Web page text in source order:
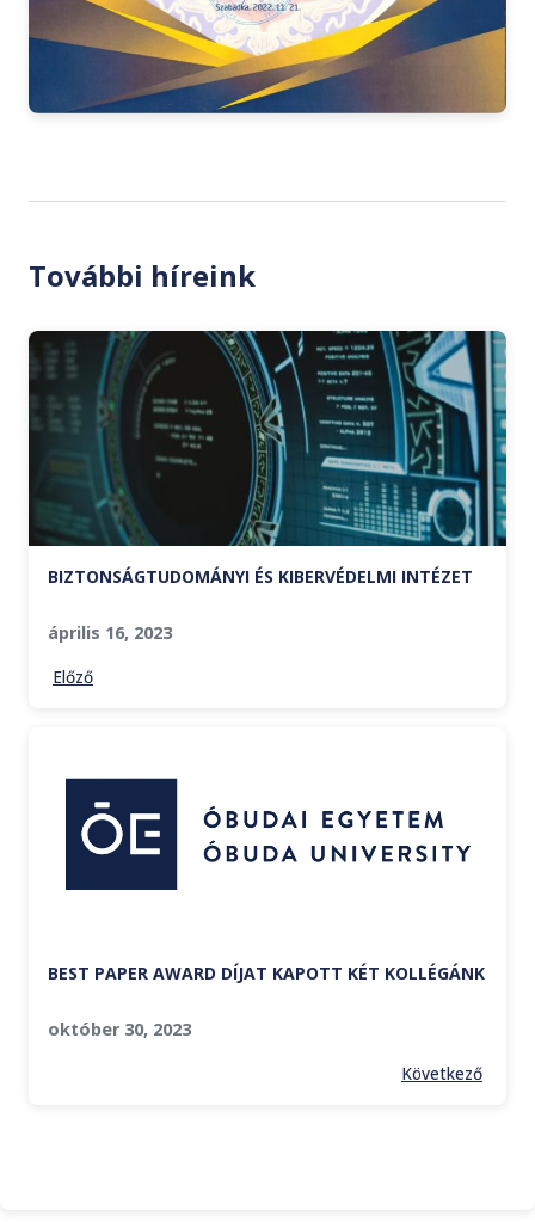
További híreink
BIZTONSÁGTUDOMÁNYI ÉS KIBERVÉDELMI INTÉZET
április 16, 2023
Előző
BEST PAPER AWARD DÍJAT KAPOTT KÉT KOLLÉGÁNK
október 30, 2023
Következő